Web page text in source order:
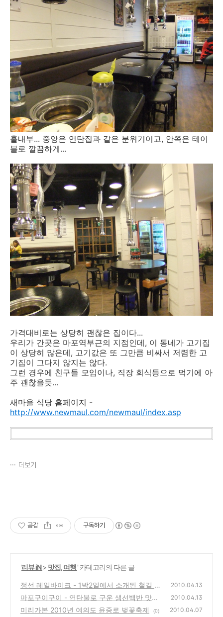
홀내부... 중앙은 연탄집과 같은 분위기이고, 안쪽은 테이
블로 깔끔하게...
가격대비로는 상당히 괜찮은 집이다...
우리가 간곳은 마포역부근의 지점인데, 이 동네가 고기집
이 상당히 많은데, 고기값은 또 그만큼 비싸서 저렴한 고
기집이 그다지 않지는 않다.
그런 경우에 친구들 모임이나, 직장 회식등으로 먹기에 아
주 괜찮을듯...
새마을 식당 홈페이지 -
http://www.newmaul.com/newmaul/index.asp
더보기
공감 구독하기
'리뷰 iN> 맛집, 여행' 카테고리의 다른 글
정선 레일바이크 - 1박2일에서 소개된 철길 자
전거 여행명소, 예약 및 요금
(0)
2010.04.13
마포구이구이 - 연탄불로 구운 생선백반 맛집
(0)
2010.04.13
미리가본 2010년 여의도 윤중로 벚꽃축제 (0) 2010.04.07